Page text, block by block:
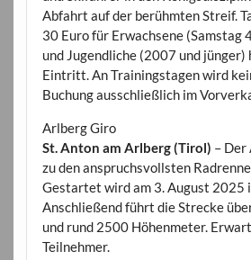
Abfahrt auf der berühmten Streif.
30 Euro für Erwachsene (Samstag
und Jugendliche (2007 und jünger)
Eintritt. An Trainingstagen wird
Buchung ausschließlich im
Arlberg Giro
St. Anton am Arlberg (Tirol) – Der
zu den anspruchsvollsten
Gestartet wird am 3. August 2025
Anschließend führt die Strecke
und rund 2500 Höhenmeter.
Teilnehmer.